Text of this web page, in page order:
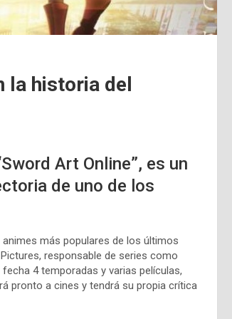
la historia del
Art Online”, es un
de uno de los
más populares de los últimos
responsable de series como
4 temporadas y varias películas,
pronto a cines y tendrá su propia crítica